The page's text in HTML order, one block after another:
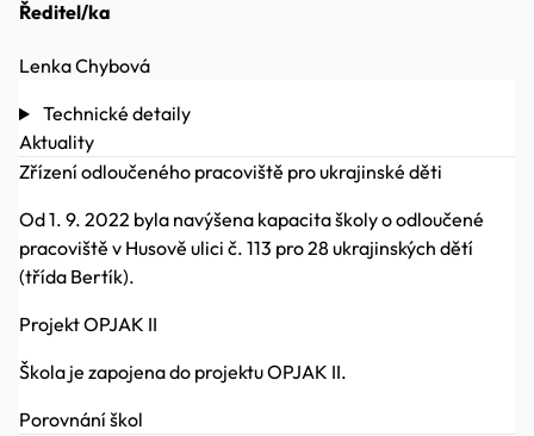
Ředitel/ka
Lenka Chybová
Technické detaily
Aktuality
Zřízení odloučeného pracoviště pro ukrajinské děti
Od 1. 9. 2022 byla navýšena kapacita školy o odloučené
pracoviště v Husově ulici č. 113 pro 28 ukrajinských dětí
(třída Bertík).
Projekt OPJAK II
Škola je zapojena do projektu OPJAK II.
Porovnání škol